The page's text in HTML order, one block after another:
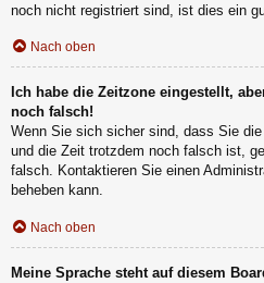
noch nicht registriert sind, ist dies ein
Nach oben
Ich habe die Zeitzone eingestellt,
noch falsch!
Wenn Sie sich sicher sind, dass Sie
und die Zeit trotzdem noch falsch ist,
falsch. Kontaktieren Sie einen
beheben kann.
Nach oben
Meine Sprache steht auf diesem